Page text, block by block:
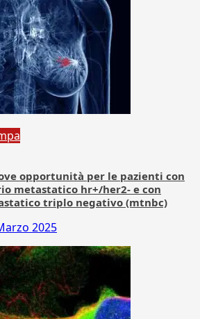
opportunità per le pazienti con
metastatico hr+/her2- e con
triplo negativo (mtnbc)
2025